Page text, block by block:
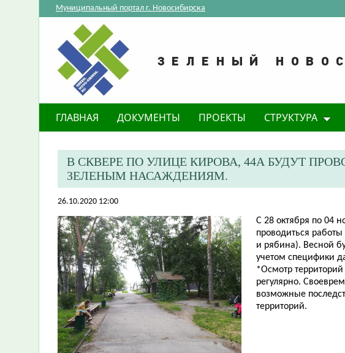
Муниципальный портал г. Новосибирска
ГЛАВНАЯ ДОКУМЕНТЫ ПРОЕКТЫ СТРУКТУРА
В СКВЕРЕ ПО УЛИЦЕ КИРОВА, 44А БУДУТ
ЗЕЛЕНЫМ НАСАЖДЕНИЯМ.
26.10.2020 12:00
С 28 октября по 04
проводиться
и рябина). Весной
учетом специфики
*Осмотр
регулярно.
возможные
территорий.